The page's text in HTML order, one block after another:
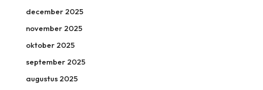
december 2025
november 2025
oktober 2025
september 2025
augustus 2025